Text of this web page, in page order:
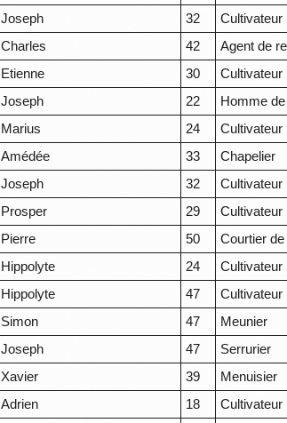
Joseph 32 Cultivateur
Charles 42 Agent de
Etienne 30 Cultivateur
Joseph 22 Homme
Marius 24 Cultivateur
Amédée 33 Chapelier
Joseph 32 Cultivateur
Prosper 29 Cultivateur
Pierre 50 Courtier
Hippolyte 24 Cultivateur
Hippolyte 47 Cultivateur
Simon 47 Meunier
Joseph 47 Serrurier
Xavier 39 Menuisier
Adrien 18 Cultivateur